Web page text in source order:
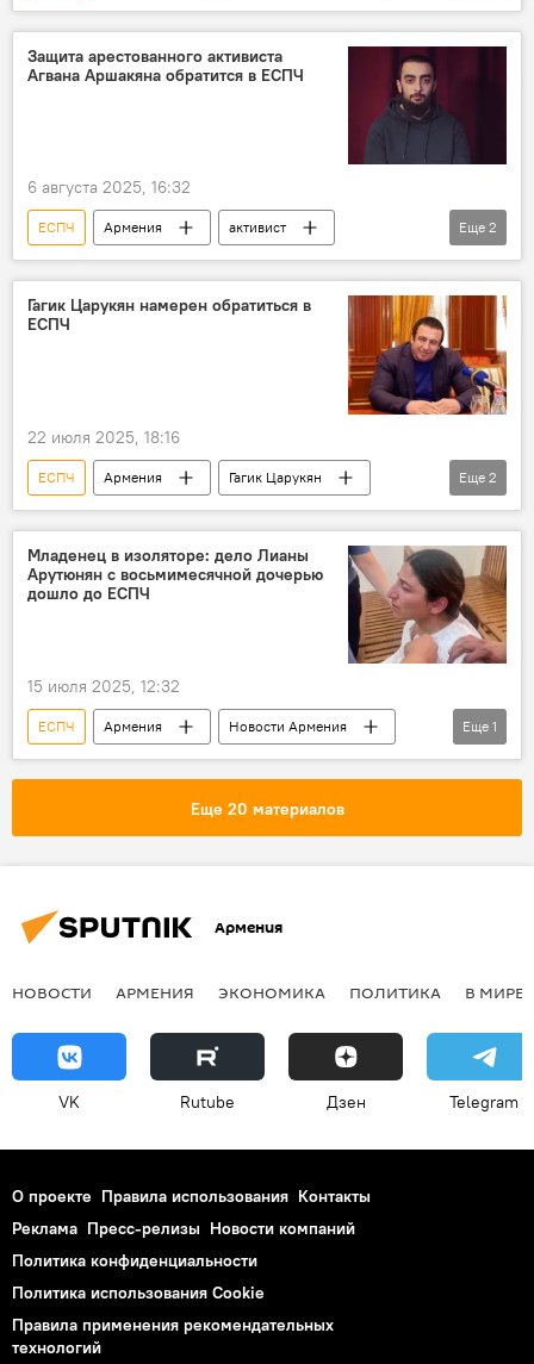
Политика
Сирануш Саакян
Новости Армения
Защита арестованного активиста
Агвана Аршакяна обратится в ЕСПЧ
6 августа 2025, 16:32
ЕСПЧ Армения
активист
Политика
Новости Армения
Еще 2
Гагик Царукян намерен обратиться в
ЕСПЧ
22 июля 2025, 18:16
ЕСПЧ Армения
Гагик Царукян
Политика
Новости Армения
Еще 2
Младенец в изоляторе: дело Лианы
Арутюнян с восьмимесячной дочерью
дошло до ЕСПЧ
15 июля 2025, 12:32
ЕСПЧ Армения
Новости Армения
Общество
Еще 1
Еще 20 материалов
Армения
НОВОСТИ АРМЕНИЯ ЭКОНОМИКА ПОЛИТИКА В МИРЕ
VK Rutube Дзен Telegram
О проекте Правила использования Контакты
Реклама Пресс-релизы Новости компаний
Политика конфиденциальности
Политика использования Cookie
Правила применения рекомендательных
технологий